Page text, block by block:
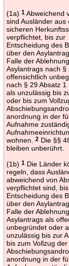
(1a) 1Abweichend
sind Ausländer aus
sicheren
verpflichtet, bis zur
Entscheidung des
über den
Falle der
Asylantrags nach §
offensichtlich
nach § 29 Absatz 1
als unzulässig bis
oder bis zum
anordnung in der
Aufnahme
wohnen.
2Die §§
bleiben unberührt.
(1b) 1Die Länder
regeln, dass
abweichend von
verpflichtet sind,
Entscheidung des
über den
Falle der
Asylantrags als
unbegründet oder
unzulässig bis zur
bis zum Vollzug der
anordnung in der